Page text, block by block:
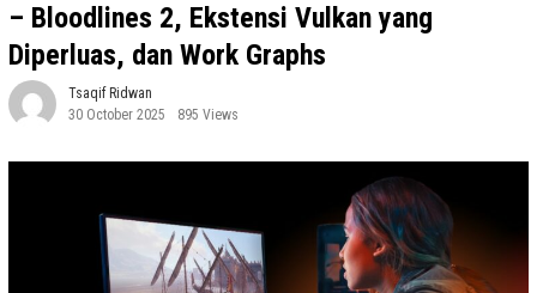
– Bloodlines 2, Ekstensi Vulkan yang
Diperluas, dan Work Graphs
Tsaqif Ridwan
30 October 2025
895 Views